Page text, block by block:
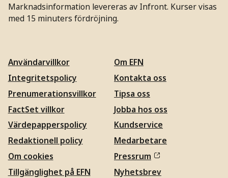
Marknadsinformation levereras av Infront. Kurser visas
med 15 minuters fördröjning.
Användarvillkor
Integritetspolicy
Prenumerationsvillkor
FactSet villkor
Värdepapperspolicy
Redaktionell policy
Om cookies
Tillgänglighet på EFN
Om EFN
Kontakta oss
Tipsa oss
Jobba hos oss
Kundservice
Medarbetare
Pressrum
Nyhetsbrev